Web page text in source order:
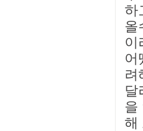
하
올
이
어
려
달
을
해